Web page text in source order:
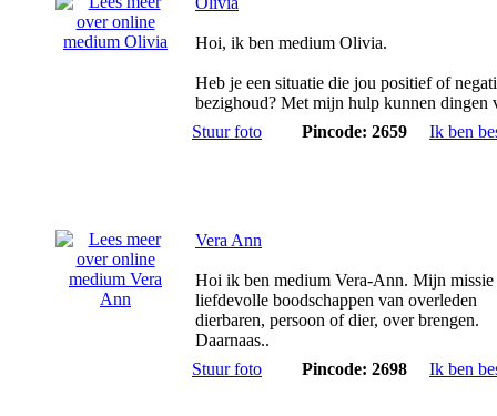
Hoi, ik ben medium Olivia.
Heb je een situatie die jou positief of
bezighoud? Met mijn hulp kunnen dingen
Stuur foto
Pincode: 2659 Ik ben
Vera Ann
Hoi ik ben medium Vera-Ann. Mijn missie
liefdevolle boodschappen van overleden
dierbaren, persoon of dier, over brengen.
Daarnaas..
Stuur foto
Pincode: 2698 Ik ben